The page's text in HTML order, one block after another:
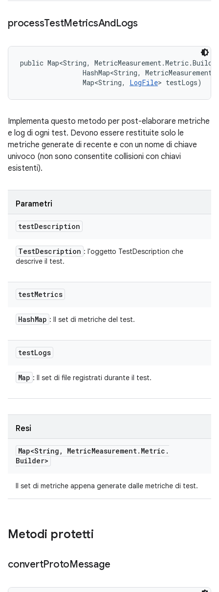
processTestMetricsAndLogs
public Map<String,
HashMap<String,
                Map<String,
LogFile> testLogs)
Implementa questo metodo per post-elaborare metriche
e log di ogni test. Devono essere restituite solo le
metriche generate di recente e con un nome di chiave
univoco (non sono consentite collisioni con chiavi
esistenti).
Parametri
testDescription
TestDescription : l'oggetto TestDescription che
descrive il test.
testMetrics
HashMap : Il set di metriche del test.
testLogs
Map : Il set di file registrati durante il test.
Resi
Map<String , MetricMeasurement. Metric .
Builder>
Il set di metriche appena generate dalle metriche di test.
Metodi protetti
convertProtoMessage